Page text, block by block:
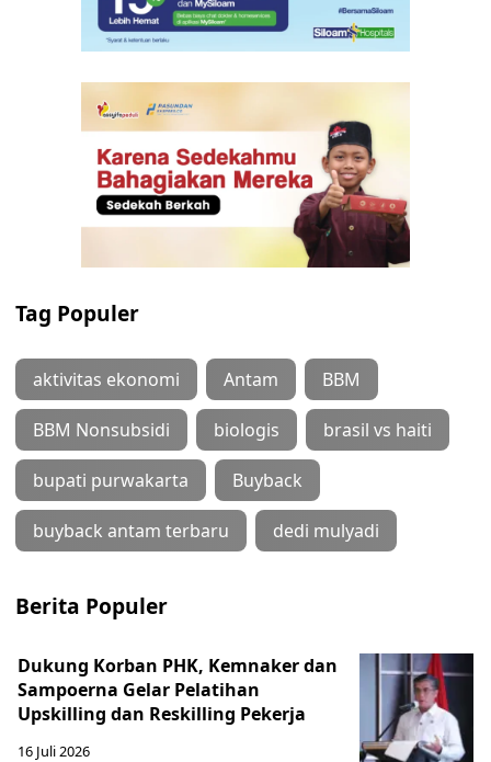
Tag Populer
aktivitas ekonomi Antam BBM
BBM Nonsubsidi biologis brasil vs haiti
bupati purwakarta Buyback
buyback antam terbaru dedi mulyadi
Berita Populer
Dukung Korban PHK, Kemnaker dan
Sampoerna Gelar Pelatihan
Upskilling dan Reskilling Pekerja
16 Juli 2026